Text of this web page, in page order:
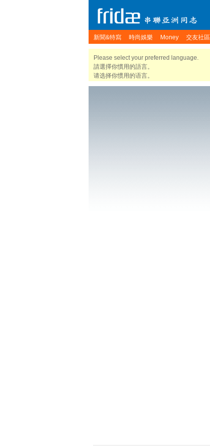
新聞&特寫 時尚娛樂 Money 交友社區
Please select your preferred language.
請選擇你慣用的語言。
请选择你惯用的语言。